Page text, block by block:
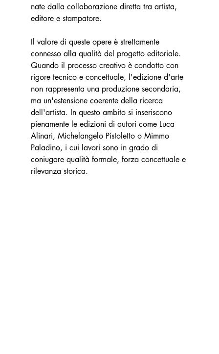
nate dalla collaborazione diretta tra artista,
editore e stampatore.
Il valore di queste opere è strettamente
connesso alla qualità del progetto editoriale.
Quando il processo creativo è condotto con
rigore tecnico e concettuale, l'edizione d'arte
non rappresenta una produzione secondaria,
ma un'estensione coerente della ricerca
dell'artista. In questo ambito si inseriscono
pienamente le edizioni di autori come Luca
Alinari, Michelangelo Pistoletto o Mimmo
Paladino, i cui lavori sono in grado di
coniugare qualità formale, forza concettuale e
rilevanza storica.